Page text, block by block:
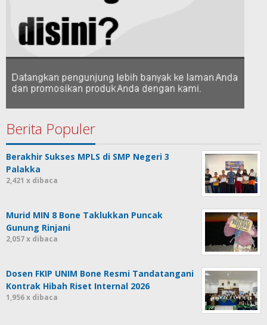
Berita Populer
Berakhir Sukses MPLS di SMP Negeri 3
Palakka
2,421 x dibaca
Murid MIN 8 Bone Taklukkan Puncak
Gunung Rinjani
2,057 x dibaca
Dosen FKIP UNIM Bone Resmi Tandatangani
Kontrak Hibah Riset Internal 2026
1,956 x dibaca